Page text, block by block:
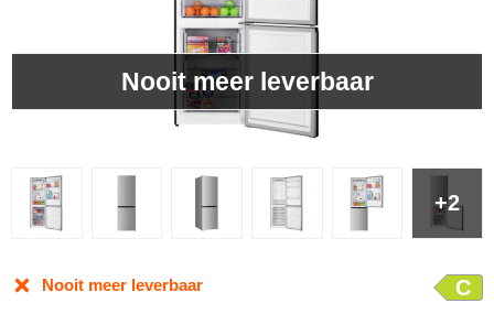
+2
Nooit meer leverbaar
Nooit meer leverbaar C